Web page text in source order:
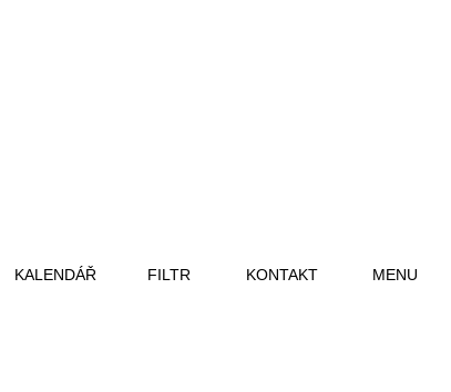
KALENDÁŘ FILTR KONTAKT MENU